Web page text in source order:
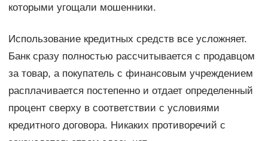
которыми угощали мошенники.
Использование кредитных средств все усложняет.
Банк сразу полностью рассчитывается с продавцом
за товар, а покупатель с финансовым учреждением
расплачивается постепенно и отдает определенный
процент сверху в соответствии с условиями
кредитного договора. Никаких противоречий с